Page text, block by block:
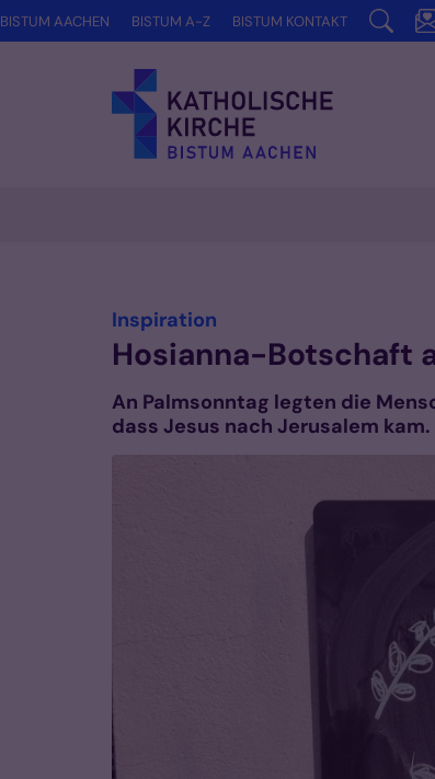
Zum Inhalt springen
BISTUM AACHEN BISTUM A-Z BISTUM KONTAKT
Inspiration
Hosianna-Botschaft
An Palmsonntag legten die
dass Jesus nach Jerusalem